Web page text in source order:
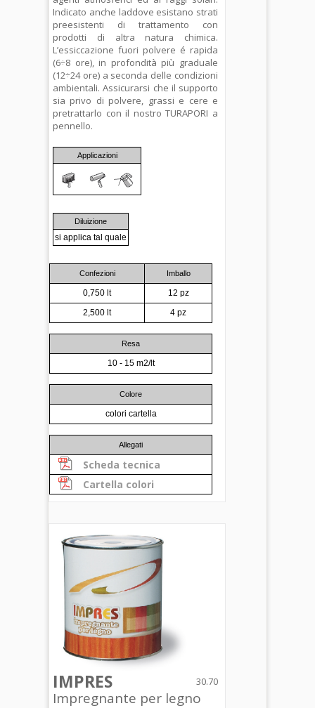
Indicato anche laddove esistano strati
preesistenti di trattamento con
prodotti di altra natura chimica.
L’essiccazione fuori polvere é rapida
(6÷8 ore), in profondità più graduale
(12÷24 ore) a seconda delle condizioni
ambientali. Assicurarsi che il supporto
sia privo di polvere, grassi e cere e
pretrattarlo con il nostro TURAPORI a
pennello.
Applicazioni
Diluizione
si applica tal quale
Confezioni Imballo
0,750 lt
12 pz
2,500 lt
4 pz
Resa
10 - 15 m2/lt
Colore
colori cartella
Allegati
Scheda tecnica
Cartella colori
30.70
IMPRES
Impregnante per legno